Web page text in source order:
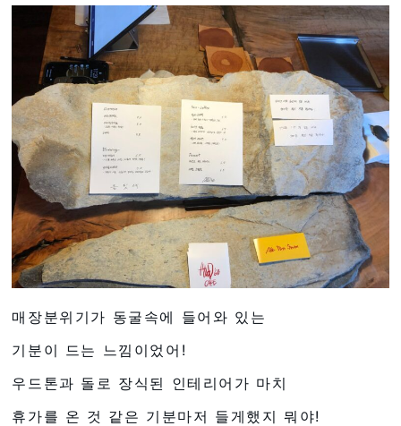
매장분위기가 동굴속에 들어와 있는
기분이 드는 느낌이었어!
우드톤과 돌로 장식된 인테리어가 마치
휴가를 온 것 같은 기분마저 들게했지 뭐야!